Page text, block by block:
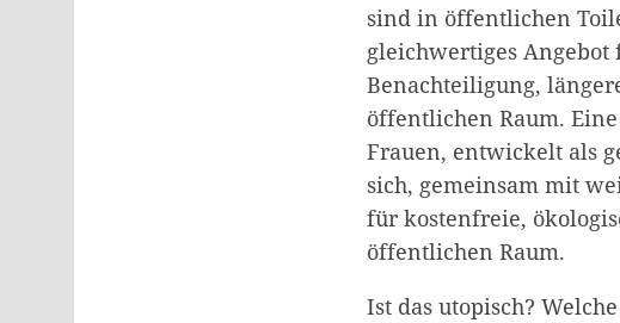
sind in öffentlichen
gleichwertiges
Benachteiligung,
öffentlichen Raum.
Frauen, entwickelt als
sich, gemeinsam mit
für kostenfreie,
öffentlichen Raum.
Ist das utopisch?